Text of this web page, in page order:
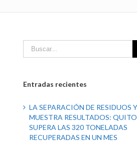
Entradas recientes
LA SEPARACIÓN DE RESIDUOS
MUESTRA RESULTADOS: QUITO
SUPERA LAS 320 TONELADAS
RECUPERADAS EN UN MES